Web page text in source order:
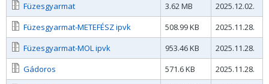
Füzesgyarmat
3.62 MB
2025.12.02.
Füzesgyarmat-METEFÉSZ ipvk
508.99 KB
2025.11.28.
Füzesgyarmat-MOL ipvk
953.46 KB
2025.11.28.
Gádoros
571.6 KB
2025.11.28.